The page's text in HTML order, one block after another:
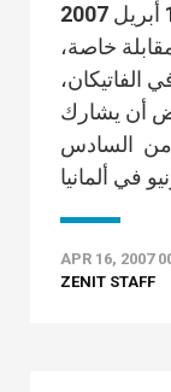
روما، 16 أبريل 2007 (ZENIT.org). – سيلتقي
خاصة،
الفاتيكان،
أن يشارك
من السادس
APR 16, 2007
ZENIT STAFF